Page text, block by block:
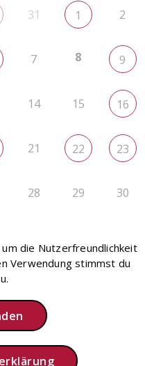
31 1 2
7 8 9
14 15 16
21 22 23
28 29 30
Datenschutz
Bad Tölz e.V.
die Nutzerfreundlichkeit
Verwendung stimmst du